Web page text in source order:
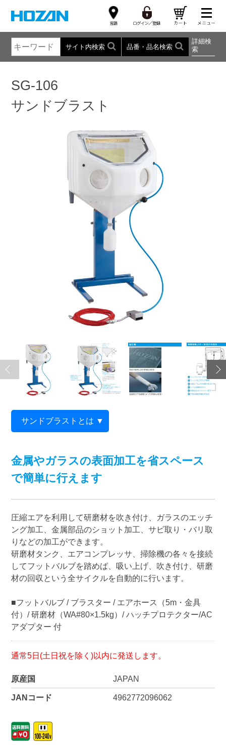
サイト内検索 品番・品名検索
詳細検
索
SG-106
サンドブラスト
サンドブラストとは ▼
金属やガラスの表面加工を省スペース
で簡単に行えます
圧縮エアを利用して研磨材を吹き付け、ガラスのエッチ
ング加工、金属部品のショット加工、サビ取り・バリ取
りなどの加工ができます。
研磨材タンク、エアコンプレッサ、掃除機の各々を接続
してフットバルブを踏めば、吸い上げ、吹き付け、研磨
材の回収という全サイクルを自動的に行います。
■フットバルブ / ブラスター / エアホース（5m・金具
付）/ 研磨材（WA#80×1.5kg）/ ハッチプロテクター/AC
アダプター 付
通常5日(土日祝を除く)以内に発送します。
原産国 JAPAN
JANコード 4962772096062